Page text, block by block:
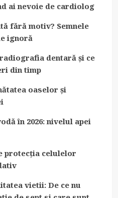
ai nevoie de cardiolog
fără motiv? Semnele
ignoră
dentară și ce
din timp
oaselor și
în 2026: nivelul apei
protecția celulelor
vietii: De ce nu